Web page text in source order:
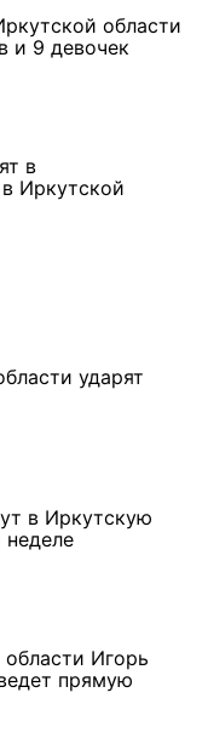
области
и 9 девочек
в
Иркутской
ударят
в Иркутскую
Игорь
прямую